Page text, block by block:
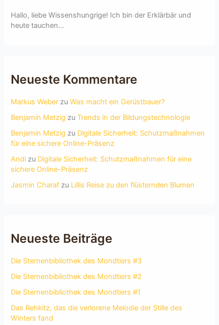
Hallo, liebe Wissenshungrige! Ich bin der Erklärbär und
heute tauchen...
Neueste Kommentare
Markus Weber zuWas macht ein Gerüstbauer?
Benjamin Metzig zuTrends in der Bildungstechnologie
Benjamin Metzig zu Digitale Sicherheit: Schutzmaßnahmen
für eine sichere Online-Präsenz
Andi zu Digitale Sicherheit: Schutzmaßnahmen für eine
sichere Online-Präsenz
Jasmin Charaf zu Lillis Reise zu den flüsternden Blumen
Neueste Beiträge
Die Sternenbibliothek des Mondtiers #3
Die Sternenbibliothek des Mondtiers #2
Die Sternenbibliothek des Mondtiers #1
Das Rehkitz, das die verlorene Melodie der Stille des
Winters fand